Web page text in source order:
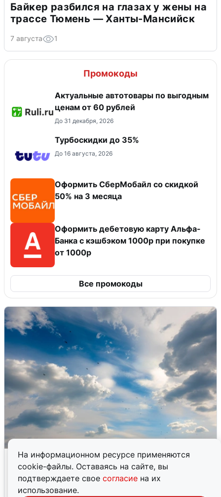
На информационном ресурсе применяются
cookie-файлы. Оставаясь на сайте, вы
подтверждаете свое согласие на их
использование.
Байкер разбился на глазах у жены на
трассе Тюмень — Ханты-Мансийск
7 августа 1
Промокоды
Актуальные автотовары по выгодным
ценам от 60 рублей
До 31 декабря, 2026
Турбоскидки до 35%
До 16 августа, 2026
Оформить СберМобайл со скидкой
50% на 3 месяца
Оформить дебетовую карту Альфа-
Банка с кэшбэком 1000р при покупке
от 1000р
Все промокоды
МЧС ответило на сообщения о
грохоте в Москве
7 августа 0